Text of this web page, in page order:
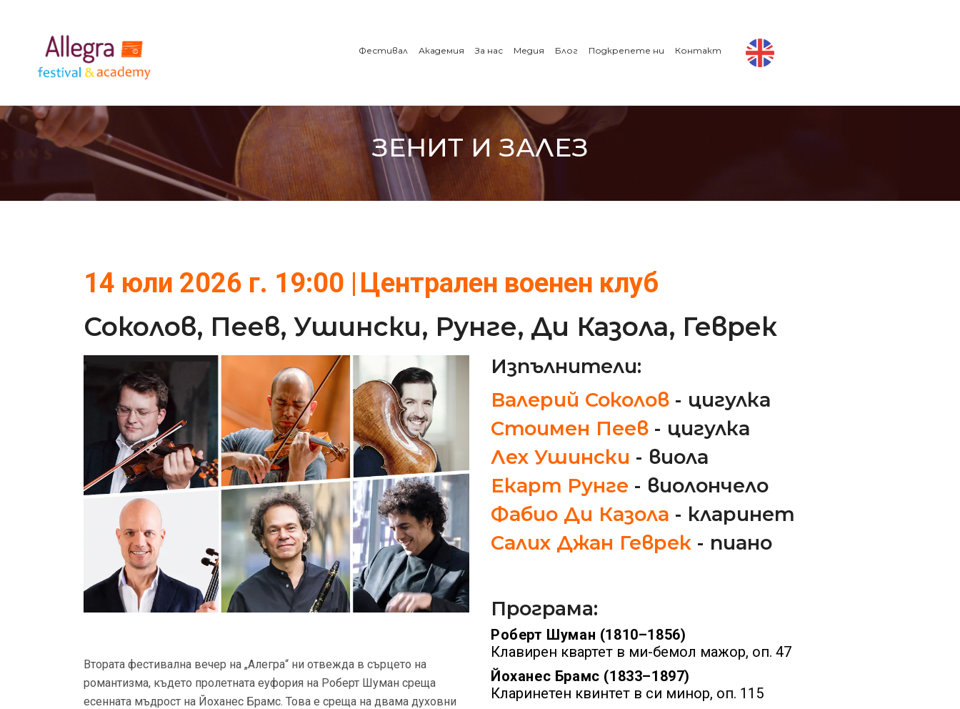
Фестивал Академия За нас Медия Блог Подкрепете ни Контакт
ЗЕНИТ И ЗАЛЕЗ
14 юли 2026 г. 19:00 | Централен военен клуб
Соколов, Пеев, Ушински, Рунге, Ди Казола, Геврек
Втората фестивална вечер на „Алегра“ ни отвежда в сърцето на
романтизма, където пролетната еуфория на Роберт Шуман среща
есенната мъдрост на Йоханес Брамс. Това е среща на двама духовни
Изпълнители:
Валерий Соколов - цигулка
Стоимен Пеев - цигулка
Лех Ушински - виола
Екарт Рунге - виолончело
Фабио Ди Казола - кларинет
Салих Джан Геврек - пиано
Програма:
Роберт Шуман (1810–1856)
Клавирен квартет в ми-бемол мажор, оп. 47
Йоханес Брамс (1833–1897)
Кларинетен квинтет в си минор, оп. 115